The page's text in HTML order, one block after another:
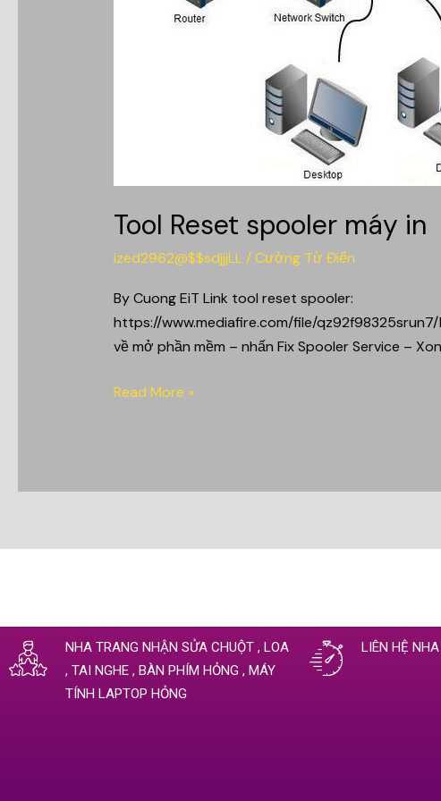
Tool Reset spooler máy in
ized2962@$$sdjjjLL/Cường Từ Điển
By Cuong EiT Link tool reset spooler:
https://www.mediafire.com/file/
về mở phần mềm – nhấn Fix Spooler Service –
Read More »
NHA TRANG NHẬN SỬA CHUỘT , LOA
, TAI NGHE , BÀN PHÍM HỎNG , MÁY
TÍNH LAPTOP HỎNG
LIÊN HỆ